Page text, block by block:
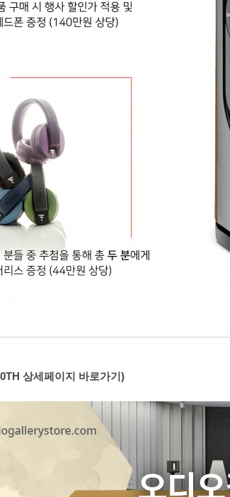
상세페이지 바로가기)